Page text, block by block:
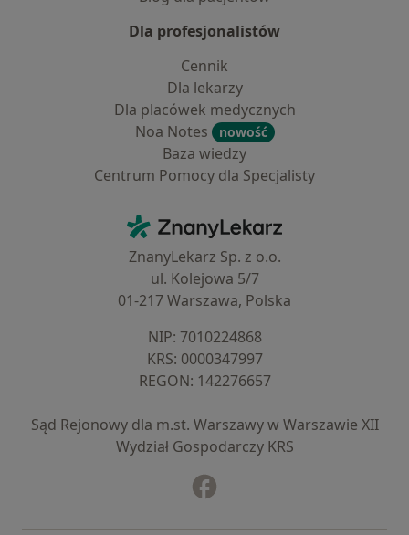
Dla profesjonalistów
Cennik
Dla lekarzy
Dla placówek medycznych
Noa Notes
nowość
Baza wiedzy
Centrum Pomocy dla Specjalisty
ZnanyLekarz - Strona główna
ZnanyLekarz Sp. z o.o.
ul. Kolejowa 5/7
01-217 Warszawa, Polska
NIP: ⁠7010224868
KRS: ⁠0000347997
REGON: ⁠142276657
Sąd Rejonowy dla m.st. Warszawy w Warszawie XII
Wydział Gospodarczy KRS